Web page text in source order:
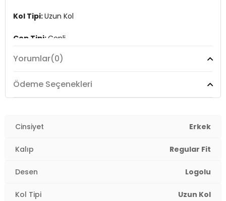
Kol Tipi:Uzun Kol
Cep Tipi:Cepli
Kalıp Bilgisi:Regular Fit
Yaş Grubu:Yetişkin
Yorumlar(0)
Ödeme Seçenekleri
Cinsiyet Erkek
Kalıp Regular Fit
Desen Logolu
Kol Tipi Uzun Kol